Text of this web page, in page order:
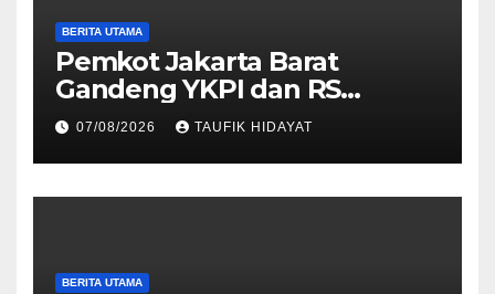
BERITA UTAMA
Pemkot Jakarta Barat
Gandeng YKPI dan RS
Dharmais, Puluhan Kader
PKK Ikuti Skrining Deteksi
Dini Kanker Payudara
07/08/2026 TAUFIK HIDAYAT
BERITA UTAMA